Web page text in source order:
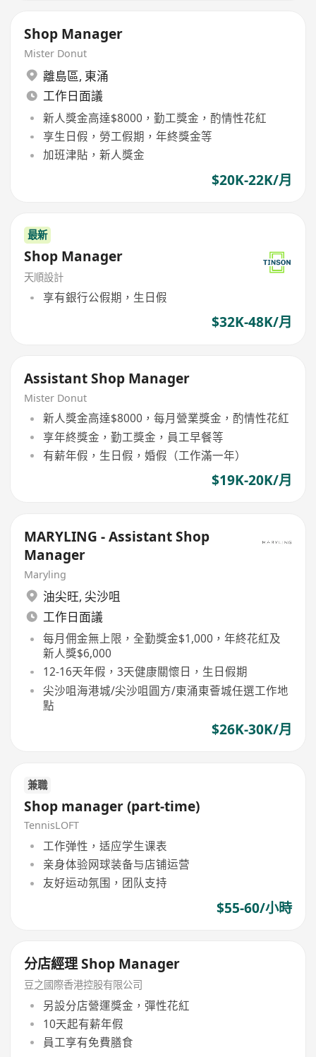
Shop Manager
Mister Donut
離島區, 東涌
工作日面議
新人獎金高達$8000，勤工獎金，酌情性花紅
享生日假，勞工假期，年終獎金等
加班津貼，新人獎金
$20K-22K/月
最新
Shop Manager
天順設計
享有銀行公假期，生日假
$32K-48K/月
Assistant Shop Manager
Mister Donut
新人獎金高達$8000，每月營業獎金，酌情性花紅
享年終獎金，勤工獎金，員工早餐等
有薪年假，生日假，婚假（工作滿一年）
$19K-20K/月
MARYLING - Assistant Shop
Manager
Maryling
油尖旺, 尖沙咀
工作日面議
每月佣金無上限，全勤獎金$1,000，年終花紅及
新人獎$6,000
12-16天年假，3天健康關懷日，生日假期
尖沙咀海港城/尖沙咀圓方/東涌東薈城任選工作地
點
$26K-30K/月
兼職
Shop manager (part-time)
TennisLOFT
工作弹性，适应学生课表
亲身体验网球装备与店铺运营
友好运动氛围，团队支持
$55-60/小時
分店經理 Shop Manager
豆之國際香港控股有限公司
另設分店營運獎金，彈性花紅
10天起有薪年假
員工享有免費膳食